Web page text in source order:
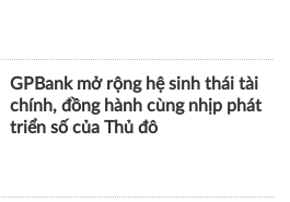
GPBank mở rộng hệ sinh thái tài
chính, đồng hành cùng nhịp phát
triển số của Thủ đô